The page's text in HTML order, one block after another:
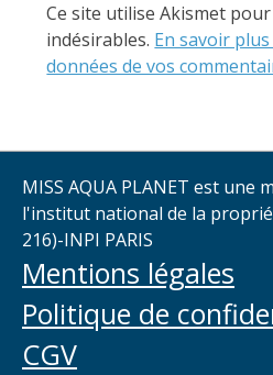
Ce site utilise Akismet
indésirables. En savoir
données de vos
MISS AQUA PLANET est une
l'institut national de la
216)-INPI PARIS
Mentions légales
Politique de
CGV